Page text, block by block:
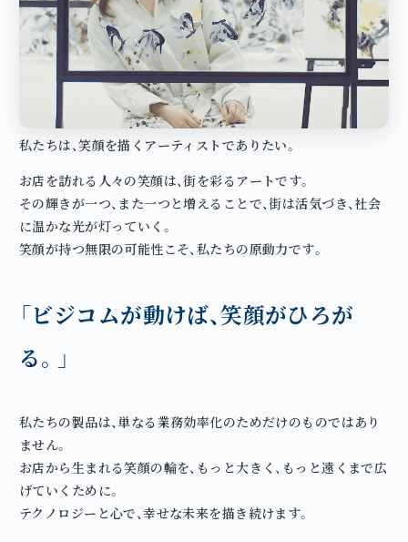
私たちは、笑顔を描くアーティストでありたい。
お店を訪れる人々の笑顔は、街を彩るアートです。
その輝きが一つ、また一つと増えることで、街は活気づき、社会
に温かな光が灯っていく。
笑顔が持つ無限の可能性こそ、私たちの原動力です。
「ビジコムが動けば、笑顔がひろが
る。」
私たちの製品は、単なる業務効率化のためだけのものではあり
ません。
お店から生まれる笑顔の輪を、もっと大きく、もっと遠くまで広
げていくために。
テクノロジーと心で、幸せな未来を描き続けます。